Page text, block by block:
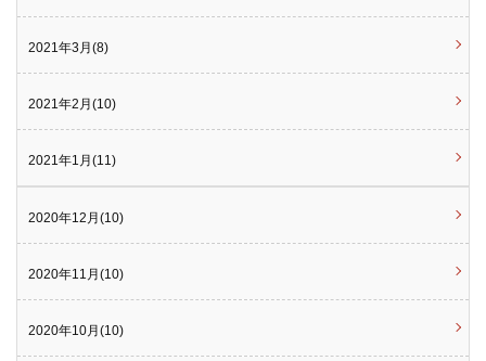
2021年3月(8)
2021年2月(10)
2021年1月(11)
2020年12月(10)
2020年11月(10)
2020年10月(10)